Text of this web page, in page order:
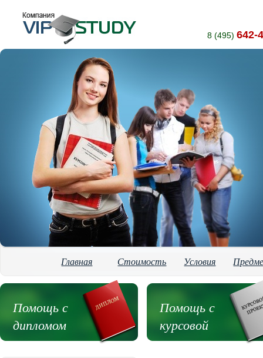
8 (495) 642-
Главная Стоимость Условия
Помощь с
дипломом
Помощь с
курсовой